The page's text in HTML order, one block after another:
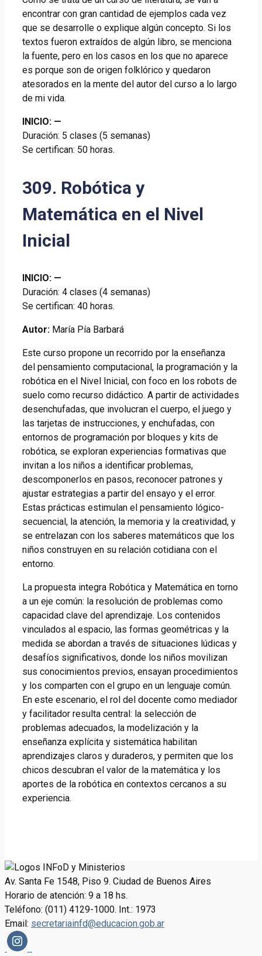
encontrar con gran cantidad de ejemplos cada vez
que se desarrolle o explique algún concepto. Si los
textos fueron extraídos de algún libro, se menciona
la fuente, pero en los casos en los que no aparece
es porque son de origen folklórico y quedaron
atesorados en la mente del autor del curso a lo largo
de mi vida.
INICIO: —
Duración: 5 clases (5 semanas)
Se certifican: 50 horas.
309. Robótica y
Matemática en el Nivel
Inicial
INICIO: —
Duración: 4 clases (4 semanas)
Se certifican: 40 horas.
Autor: María Pía Barbará
Este curso propone un recorrido por la enseñanza
del pensamiento computacional, la programación y la
robótica en el Nivel Inicial, con foco en los robots de
suelo como recurso didáctico. A partir de actividades
desenchufadas, que involucran el cuerpo, el juego y
las tarjetas de instrucciones, y enchufadas, con
entornos de programación por bloques y kits de
robótica, se exploran experiencias formativas que
invitan a los niños a identificar problemas,
descomponerlos en pasos, reconocer patrones y
ajustar estrategias a partir del ensayo y el error.
Estas prácticas estimulan el pensamiento lógico-
secuencial, la atención, la memoria y la creatividad, y
se entrelazan con los saberes matemáticos que los
niños construyen en su relación cotidiana con el
entorno.
La propuesta integra Robótica y Matemática en torno
a un eje común: la resolución de problemas como
capacidad clave del aprendizaje. Los contenidos
vinculados al espacio, las formas geométricas y la
medida se abordan a través de situaciones lúdicas y
desafíos significativos, donde los niños movilizan
sus conocimientos previos, ensayan procedimientos
y los comparten con el grupo en un lenguaje común.
En este escenario, el rol del docente como mediador
y facilitador resulta central: la selección de
problemas adecuados, la modelización y la
enseñanza explícita y sistemática habilitan
aprendizajes claros y duraderos, y permiten que los
chicos descubran el valor de la matemática y los
aportes de la robótica en contextos cercanos a su
experiencia.
Av. Santa Fe 1548, Piso 9. Ciudad de Buenos Aires
Horario de atención: 9 a 18 hs.
Teléfono: (011) 4129-1000. Int.: 1973
Email: secretariainfd@educacion.gob.ar